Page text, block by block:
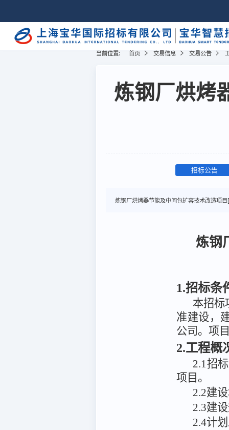
当前位置: 首页 交易信息 交易公告
炼钢厂烘烤
招标公告
炼钢厂烘烤器节能及中间包扩容技术改造项
炼钢
1.招标条
本招标
准建设，
公司。项
2.工程概
2.1招
项目 。
2.2建
2.3建
2.4计